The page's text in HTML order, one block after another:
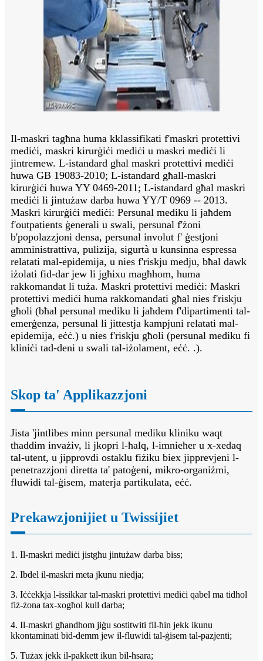
Il-maskri tagħna huma kklassifikati f'maskri protettivi
mediċi, maskri kirurġiċi mediċi u maskri mediċi li
jintremew. L-istandard għal maskri protettivi mediċi
huwa GB 19083-2010; L-istandard għall-maskri
kirurġiċi huwa YY 0469-2011; L-istandard għal maskri
mediċi li jintużaw darba huwa YY/T 0969 -- 2013.
Maskri kirurġiċi mediċi: Persunal mediku li jaħdem
f'outpatients ġenerali u swali, persunal f'żoni
b'popolazzjoni densa, persunal involut f' ġestjoni
amministrattiva, pulizija, sigurtà u kunsinna espressa
relatati mal-epidemija, u nies f'riskju medju, bħal dawk
iżolati fid-dar jew li jgħixu magħhom, huma
rakkomandat li tuża. Maskri protettivi mediċi: Maskri
protettivi mediċi huma rakkomandati għal nies f'riskju
għoli (bħal persunal mediku li jaħdem f'dipartimenti tal-
emerġenza, persunal li jittestja kampjuni relatati mal-
epidemija, eċċ.) u nies f'riskju għoli (persunal mediku fi
kliniċi tad-deni u swali tal-iżolament, eċċ. .).
Skop ta' Applikazzjoni
Jista 'jintlibes minn persunal mediku kliniku waqt
tħaddim invażiv, li jkopri l-ħalq, l-imnieħer u x-xedaq
tal-utent, u jipprovdi ostaklu fiżiku biex jipprevjeni l-
penetrazzjoni diretta ta' patoġeni, mikro-organiżmi,
fluwidi tal-ġisem, materja partikulata, eċċ.
Prekawzjonijiet u Twissijiet
1. Il-maskri mediċi jistgħu jintużaw darba biss;
2. Ibdel il-maskri meta jkunu niedja;
3. Iċċekkja l-issikkar tal-maskri protettivi mediċi qabel ma tidħol
fiż-żona tax-xogħol kull darba;
4. Il-maskri għandhom jiġu sostitwiti fil-ħin jekk ikunu
kkontaminati bid-demm jew il-fluwidi tal-ġisem tal-pazjenti;
5. Tużax jekk il-pakkett ikun bil-ħsara;